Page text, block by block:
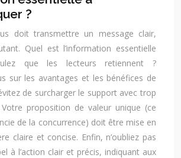
?
doit transmettre un message clair,
Quel est l’information essentielle
que les lecteurs retiennent ?
sur les avantages et les bénéfices de
de surcharger le support avec trop
Votre proposition de valeur unique (ce
de la concurrence) doit être mise en
claire et concise. Enfin, n’oubliez pas
à l’action clair et précis, indiquant aux